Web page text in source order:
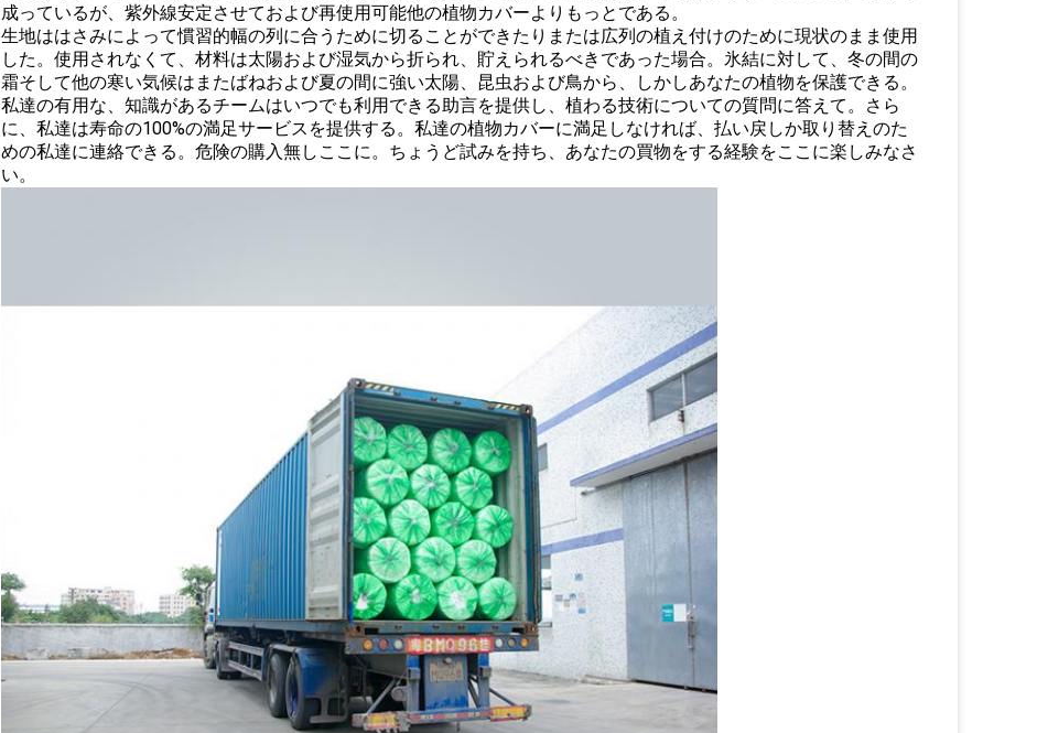
成っているが、紫外線安定させておよび再使用可能他の植物カバーよりもっとである。
生地ははさみによって慣習的幅の列に合うために切ることができたりまたは広列の植え付けのために現状のまま使用
した。使用されなくて、材料は太陽および湿気から折られ、貯えられるべきであった場合。氷結に対して、冬の間の
霜そして他の寒い気候はまたばねおよび夏の間に強い太陽、昆虫および鳥から、しかしあなたの植物を保護できる。
私達の有用な、知識があるチームはいつでも利用できる助言を提供し、植わる技術についての質問に答えて。さら
に、私達は寿命の100%の満足サービスを提供する。私達の植物カバーに満足しなければ、払い戻しか取り替えのた
めの私達に連絡できる。危険の購入無しここに。ちょうど試みを持ち、あなたの買物をする経験をここに楽しみなさ
い。